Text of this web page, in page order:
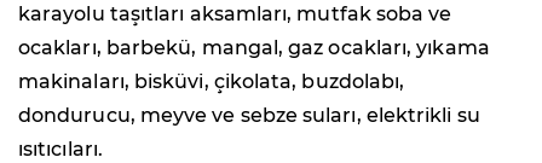
karayolu taşıtları aksamları, mutfak soba ve
ocakları, barbekü, mangal, gaz ocakları, yıkama
makinaları, bisküvi, çikolata, buzdolabı,
dondurucu, meyve ve sebze suları, elektrikli su
ısıtıcıları.